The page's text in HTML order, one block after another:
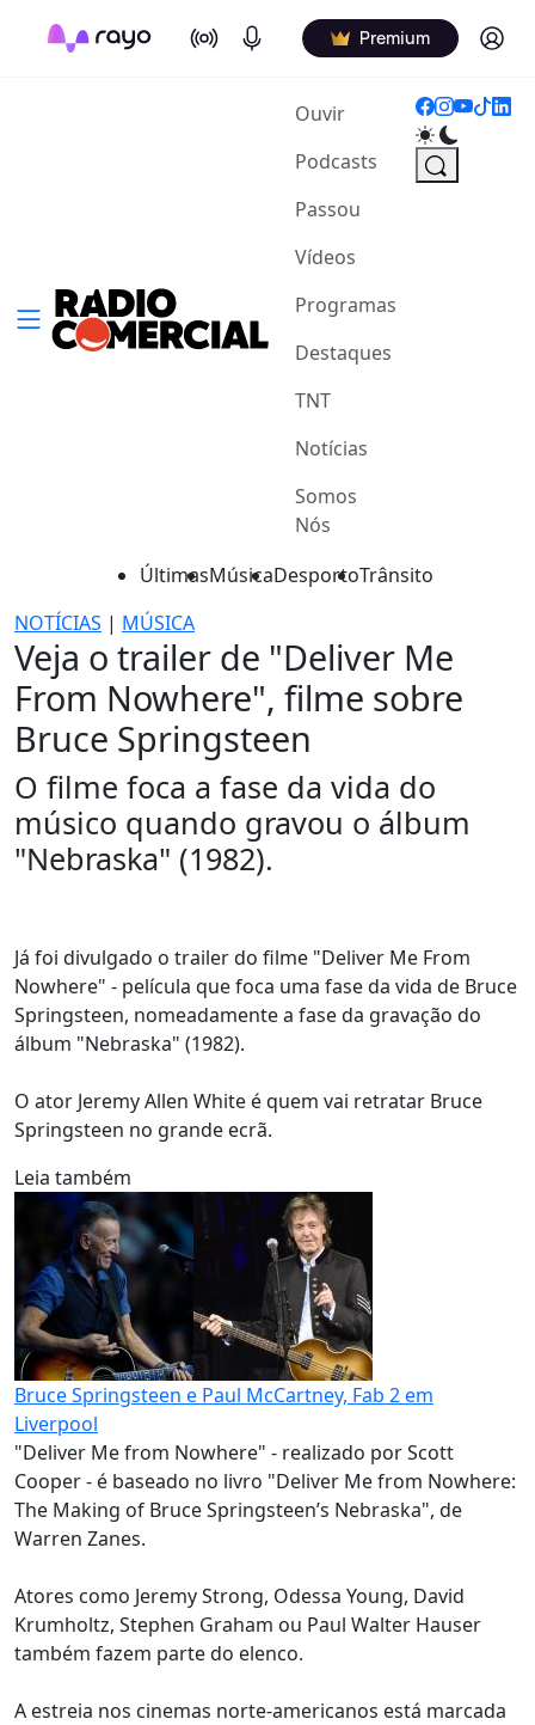
On Air Podcasts Premium Log in
Ouvir(current)
Podcasts
Passou
Vídeos
Programas
Destaques
TNT
Notícias
Somos
Nós
ÚltimasMúsicaDesportoTrânsito
NOTÍCIAS | MÚSICA
Veja o trailer de "Deliver Me
From Nowhere", filme sobre
Bruce Springsteen
O filme foca a fase da vida do
músico quando gravou o álbum
"Nebraska" (1982).
Já foi divulgado o trailer do filme "Deliver Me From
Nowhere" - película que foca uma fase da vida de Bruce
Springsteen, nomeadamente a fase da gravação do
álbum "Nebraska" (1982).
O ator Jeremy Allen White é quem vai retratar Bruce
Springsteen no grande ecrã.
Leia também
Bruce Springsteen e Paul McCartney, Fab 2 em
Liverpool
"Deliver Me from Nowhere" - realizado por Scott
Cooper - é baseado no livro "Deliver Me from Nowhere:
The Making of Bruce Springsteen’s Nebraska", de
Warren Zanes.
Atores como Jeremy Strong, Odessa Young, David
Krumholtz, Stephen Graham ou Paul Walter Hauser
também fazem parte do elenco.
A estreia nos cinemas norte-americanos está marcada